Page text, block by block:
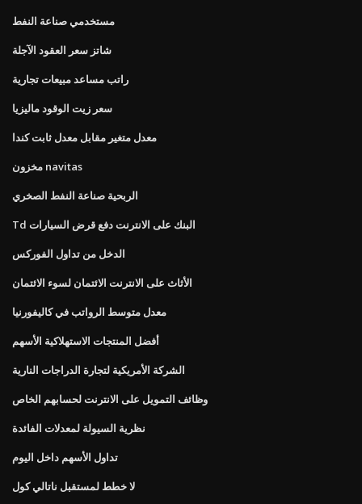
مستخدمي صناعة النفط
شاتز سعر العقود الآجلة
راتب مساعد مبيعات تجارية
سعر زيت الوقود ماليزيا
معدل متغير مقابل معدل ثابت كندا
مخزون navitas
الربحية صناعة النفط الصخري
Td البنك على الانترنت دفع قرض السيارات
الدخل من تداول الفوركس
الأثاث على الانترنت الائتمان لسوء الائتمان
معدل متوسط ​​الرواتب في كاليفورنيا
أفضل المنتجات الاستهلاكية الأسهم
الشركة الأمريكية لتجارة الدراجات النارية
وظائف التمويل على الانترنت لحسابهم الخاص
نظرية السيولة لمعدلات الفائدة
تداول الأسهم داخل اليوم
لا خطط لمستقبل ناتالي كول